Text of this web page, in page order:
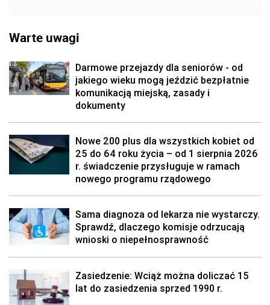
Warte uwagi
Darmowe przejazdy dla seniorów - od
jakiego wieku mogą jeździć bezpłatnie
komunikacją miejską, zasady i
dokumenty
Nowe 200 plus dla wszystkich kobiet od
25 do 64 roku życia – od 1 sierpnia 2026
r. świadczenie przysługuje w ramach
nowego programu rządowego
Sama diagnoza od lekarza nie wystarczy.
Sprawdź, dlaczego komisje odrzucają
wnioski o niepełnosprawność
Zasiedzenie: Wciąż można doliczać 15
lat do zasiedzenia sprzed 1990 r.